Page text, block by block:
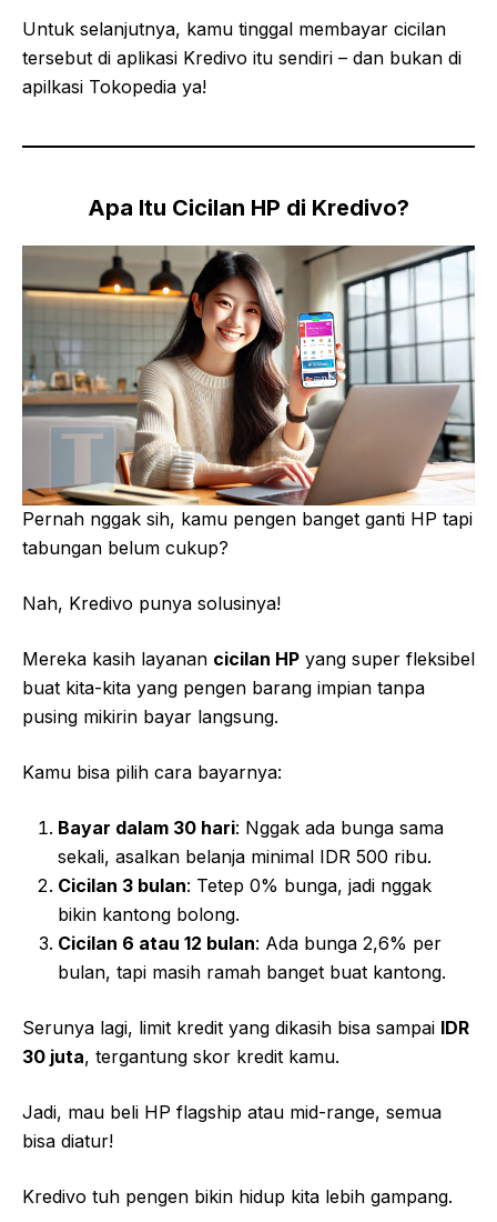
Untuk selanjutnya, kamu tinggal membayar cicilan
tersebut di aplikasi Kredivo itu sendiri – dan bukan di
apilkasi Tokopedia ya!
Apa Itu Cicilan HP di Kredivo?
Pernah nggak sih, kamu pengen banget ganti HP tapi
tabungan belum cukup?
Nah, Kredivo punya solusinya!
Mereka kasih layanan cicilan HP yang super fleksibel
buat kita-kita yang pengen barang impian tanpa
pusing mikirin bayar langsung.
Kamu bisa pilih cara bayarnya:
Bayar dalam 30 hari: Nggak ada bunga sama
sekali, asalkan belanja minimal IDR 500 ribu.
Cicilan 3 bulan: Tetep 0% bunga, jadi nggak
bikin kantong bolong.
Cicilan 6 atau 12 bulan: Ada bunga 2,6% per
bulan, tapi masih ramah banget buat kantong.
Serunya lagi, limit kredit yang dikasih bisa sampai IDR
30 juta, tergantung skor kredit kamu.
Jadi, mau beli HP flagship atau mid-range, semua
bisa diatur!
Kredivo tuh pengen bikin hidup kita lebih gampang.